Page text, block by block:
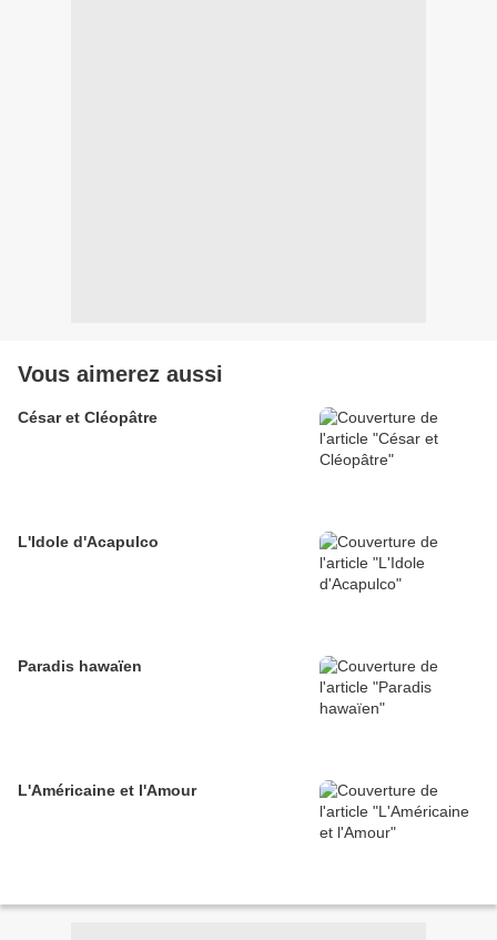
Vous aimerez aussi
César et Cléopâtre
L'Idole d'Acapulco
Paradis hawaïen
L'Américaine et l'Amour